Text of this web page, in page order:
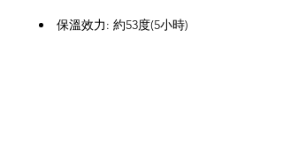
保溫效力: 約53度(5小時)